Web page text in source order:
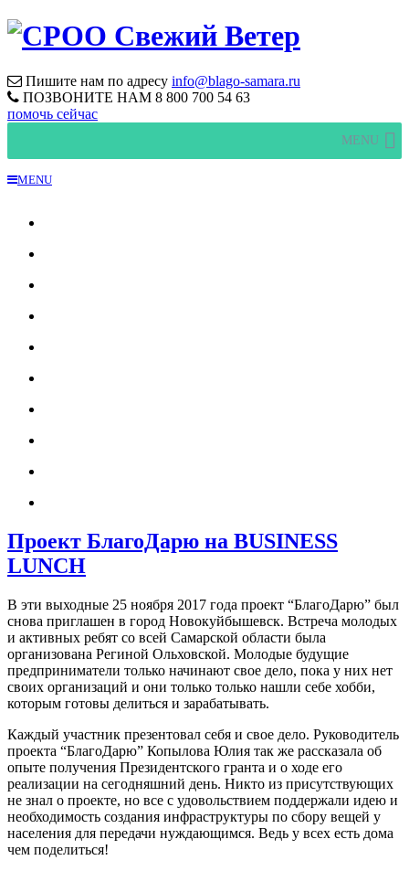
Пишите нам по адресу info@blago-samara.ru
ПОЗВОНИТЕ НАМ 8 800 700 54 63
помочь сейчас
MENU
MENU
Проект БлагоДарю на BUSINESS
LUNCH
В эти выходные 25 ноября 2017 года проект “БлагоДарю” был
снова приглашен в город Новокуйбышевск. Встреча молодых
и активных ребят со всей Самарской области была
организована Региной Ольховской. Молодые будущие
предприниматели только начинают свое дело, пока у них нет
своих организаций и они только только нашли себе хобби,
которым готовы делиться и зарабатывать.
Каждый участник презентовал себя и свое дело. Руководитель
проекта “БлагоДарю” Копылова Юлия так же рассказала об
опыте получения Президентского гранта и о ходе его
реализации на сегодняшний день. Никто из присутствующих
не знал о проекте, но все с удовольствием поддержали идею и
необходимость создания инфраструктуры по сбору вещей у
населения для передачи нуждающимся. Ведь у всех есть дома
чем поделиться!